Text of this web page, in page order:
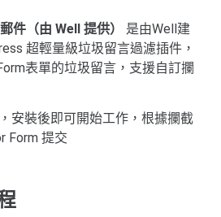
件（由 Well 提供）
是由Well建
超輕量級垃圾留言過濾插件，
表單的垃圾留言，支援自訂攔
安裝後即可開始工作，根據攔截
Form 提交